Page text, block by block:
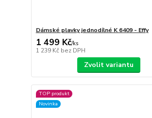
Dámské plavky jednodílné K 6409 - Effy
1 499 Kč/ks
1 239 Kč bez DPH
Zvolit variantu
TOP produkt
Novinka